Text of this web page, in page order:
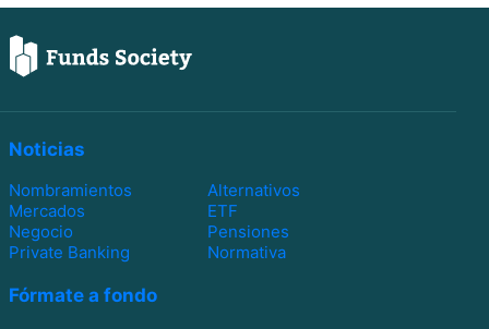
Noticias
Nombramientos
Alternativos
Mercados
ETF
Negocio
Pensiones
Private Banking
Normativa
Fórmate a fondo